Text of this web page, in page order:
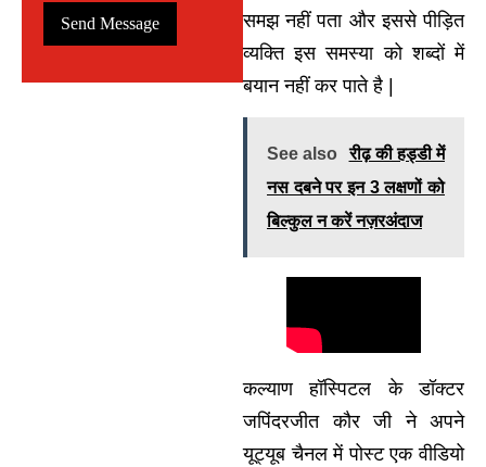
समझ नहीं पता और इससे पीड़ित
व्यक्ति इस समस्या को शब्दों में
बयान नहीं कर पाते है |
See also
रीढ़ की हड्डी में
नस दबने पर इन 3 लक्षणों को
बिल्कुल न करें नज़रअंदाज
कल्याण हॉस्पिटल के डॉक्टर
जपिंदरजीत कौर जी ने अपने
यूट्यूब चैनल में पोस्ट एक वीडियो